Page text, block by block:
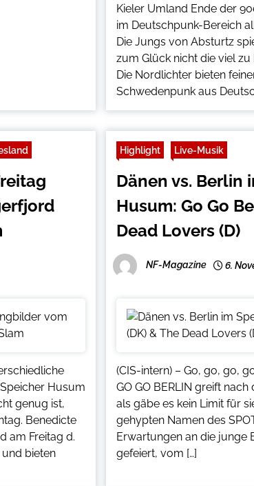
Kieler Umland Ende der
im Deutschpunk-Bereich
Die Jungs von Absturtz
zum Glück nicht die viel
Die Nordlichter bieten
Schwedenpunk aus
Husum
genug ist,
Benedicte
am Freitag d.
bieten
Highlight Live-Musik
Dänen vs. Berlin
Husum: Go Go
Dead Lovers (D)
NF-Magazine 6.
(CIS-intern) – Go, go, go,
GO GO BERLIN greift
als gäbe es kein Limit für
gehypten Namen des
Erwartungen an die junge
gefeiert, vom […]